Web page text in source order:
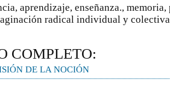
aprendizaje, enseñanza.,
radical individual y
COMPLETO:
DE LA NOCIÓN